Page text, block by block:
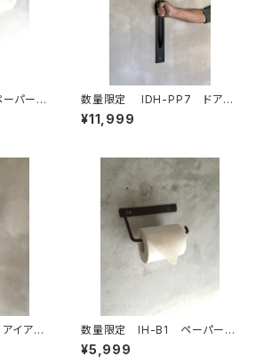
パーホ
トイレ
ス付
数量限定 IDH-PP7 ドアノ
ブ 70cm 取手 ドアハンド
ル アイアン インダストリア
¥11,999
イアン
ハン
ー
数量限定 IH-B1 ペーパーホ
ルダー キッチンペーパー トイレ
ットペーパー アイアン 鉄製 イ
¥5,999